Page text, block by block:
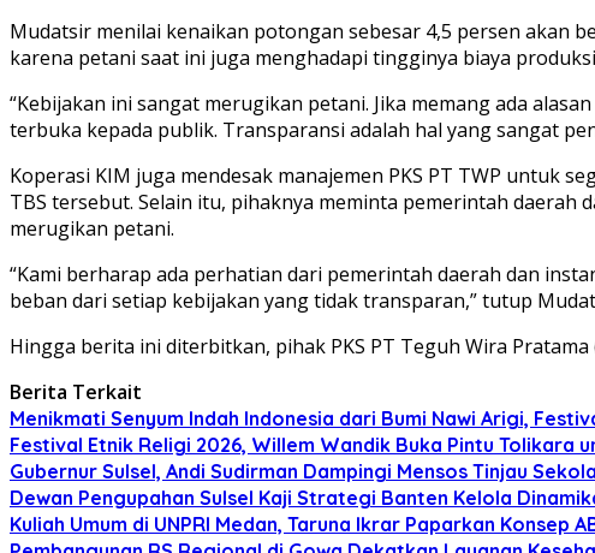
Mudatsir menilai kenaikan potongan sebesar 4,5 persen akan
karena petani saat ini juga menghadapi tingginya biaya
“Kebijakan ini sangat merugikan petani. Jika memang ada
terbuka kepada publik. Transparansi adalah hal yang sangat
Koperasi KIM juga mendesak manajemen PKS PT TWP untuk
TBS tersebut. Selain itu, pihaknya meminta pemerintah
merugikan petani.
“Kami berharap ada perhatian dari pemerintah daerah dan
beban dari setiap kebijakan yang tidak transparan,” tutup
Hingga berita ini diterbitkan, pihak PKS PT Teguh Wira
Berita Terkait
Menikmati Senyum Indah Indonesia dari Bumi Nawi Arigi,
Festival Etnik Religi 2026, Willem Wandik Buka Pintu Tolikara
Gubernur Sulsel, Andi Sudirman Dampingi Mensos Tinjau
Dewan Pengupahan Sulsel Kaji Strategi Banten Kelola
Kuliah Umum di UNPRI Medan, Taruna Ikrar Paparkan Konsep